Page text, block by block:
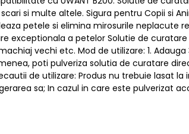
si multe altele. Sigura pentru Copii si
petele si elimina mirosurile neplacute
exceptionala a petelor Solutie de
vechi etc. Mod de utilizare: 1.
poti pulveriza solutia de curatare
de utilizare: Produs nu trebuie lasat
sa; In cazul in care este pulverizat